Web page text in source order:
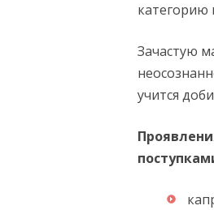
категорию
Зачастую
учится